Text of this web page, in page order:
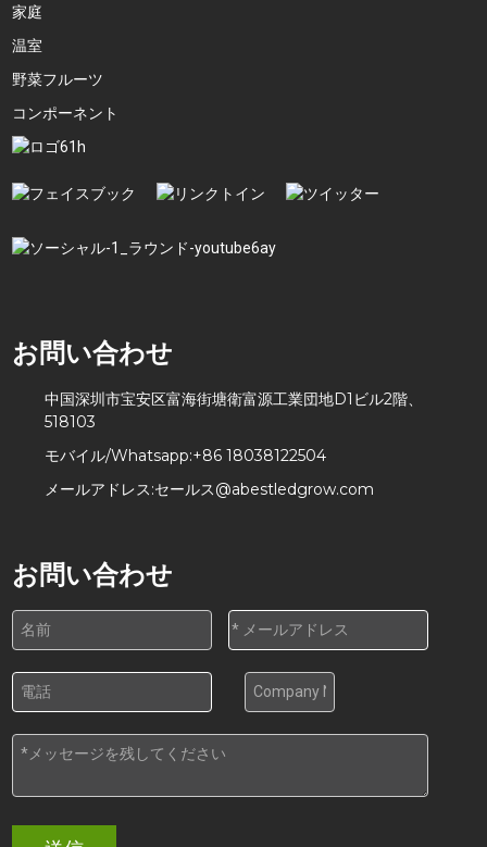
家庭
温室
野菜フルーツ
コンポーネント
お問い合わせ
中国深圳市宝安区富海街塘衛富源工業団地D1ビル2階、
518103
モバイル/Whatsapp:+86 18038122504
メールアドレス:セールス@abestledgrow.com
お問い合わせ